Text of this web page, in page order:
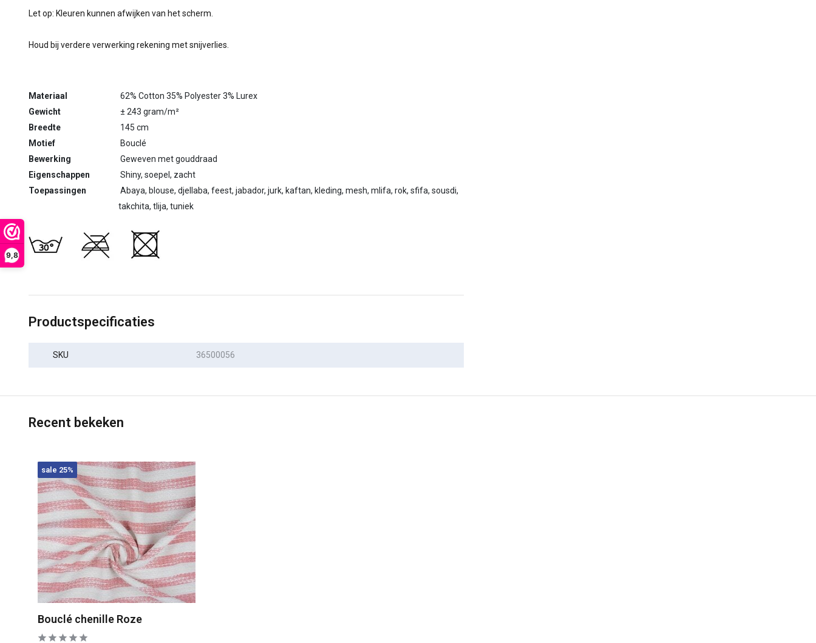
9,8
Let op: Kleuren kunnen afwijken van het scherm.
Houd bij verdere verwerking rekening met snijverlies.
Materiaal
62% Cotton 35% Polyester 3% Lurex
Gewicht
± 243 gram/m²
Breedte
145 cm
Motief
Bouclé
Bewerking
Geweven met gouddraad
Eigenschappen
Shiny, soepel, zacht
Toepassingen
Abaya, blouse, djellaba, feest, jabador, jurk, kaftan, kleding, mesh, mlifa, rok, sfifa, sousdi,
takchita, tlija, tuniek
Productspecificaties
SKU 36500056
Recent bekeken
sale 25%
Bouclé chenille Roze